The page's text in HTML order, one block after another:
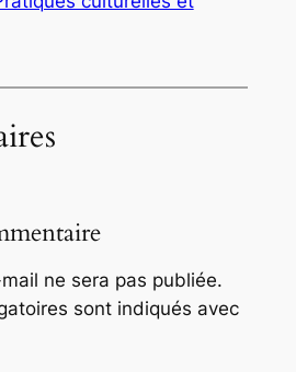
ne sera pas publiée.
sont indiqués avec